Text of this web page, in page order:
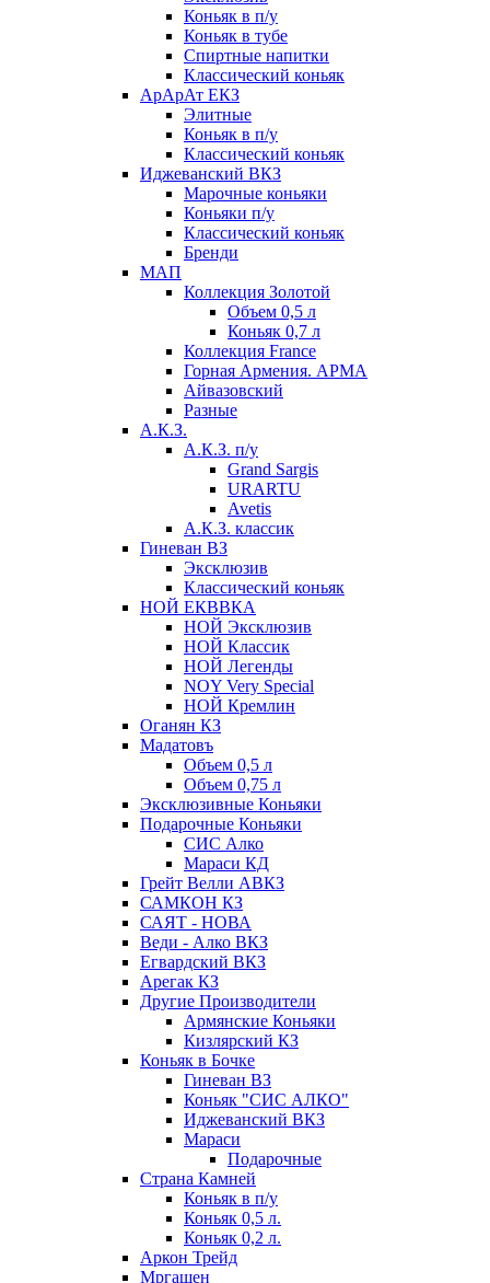
Коньяк в п/у
Коньяк в тубе
Спиртные напитки
Классический коньяк
АрАрАт ЕКЗ
Элитные
Коньяк в п/у
Классический коньяк
Иджеванский ВКЗ
Марочные коньяки
Коньяки п/у
Классический коньяк
Бренди
МАП
Коллекция Золотой
Объем 0,5 л
Коньяк 0,7 л
Коллекция France
Горная Армения. АРМА
Айвазовский
Разные
А.К.З.
А.К.З. п/у
Grand Sargis
URARTU
Avetis
А.К.З. классик
Гиневан ВЗ
Эксклюзив
Классический коньяк
НОЙ ЕКВВКА
НОЙ Эксклюзив
НОЙ Классик
НОЙ Легенды
NOY Very Speсial
НОЙ Кремлин
Оганян КЗ
Мадатовъ
Объем 0,5 л
Объем 0,75 л
Эксклюзивные Коньяки
Подарочные Коньяки
СИС Алко
Мараси КД
Грейт Велли АВКЗ
САМКОН КЗ
САЯТ - НОВА
Веди - Алко ВКЗ
Егвардский ВКЗ
Арегак КЗ
Другие Производители
Армянские Коньяки
Кизлярский КЗ
Коньяк в Бочке
Гиневан ВЗ
Коньяк "СИС АЛКО"
Иджеванский ВКЗ
Мараси
Подарочные
Страна Камней
Коньяк в п/у
Коньяк 0,5 л.
Коньяк 0,2 л.
Аркон Трейд
Мргашен